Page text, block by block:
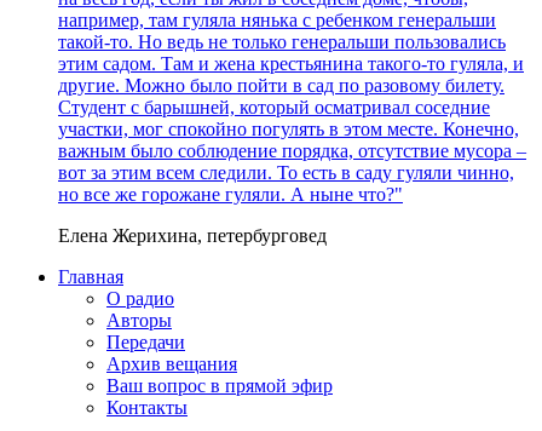
например, там гуляла нянька с ребенком генеральши
такой-то. Но ведь не только генеральши пользовались
этим садом. Там и жена крестьянина такого-то гуляла, и
другие. Можно было пойти в сад по разовому билету.
Студент с барышней, который осматривал соседние
участки, мог спокойно погулять в этом месте. Конечно,
важным было соблюдение порядка, отсутствие мусора –
вот за этим всем следили. То есть в саду гуляли чинно,
но все же горожане гуляли. А ныне что?"
Елена Жерихина, петербурговед
Главная
О радио
Авторы
Передачи
Архив вещания
Ваш вопрос в прямой эфир
Контакты